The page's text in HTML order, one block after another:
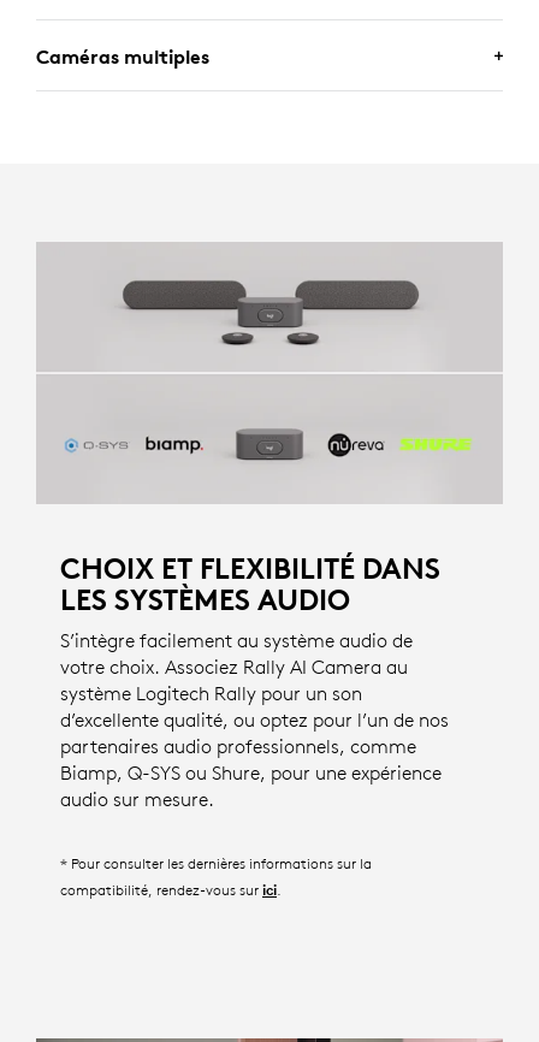
Caméras multiples
CHOIX ET FLEXIBILITÉ DANS
LES SYSTÈMES AUDIO
S’intègre facilement au système audio de
votre choix. Associez Rally AI Camera au
système Logitech Rally pour un son
d’excellente qualité, ou optez pour l’un de nos
partenaires audio professionnels, comme
Biamp, Q-SYS ou Shure, pour une expérience
audio sur mesure.
* Pour consulter les dernières informations sur la
compatibilité, rendez-vous sur ici.